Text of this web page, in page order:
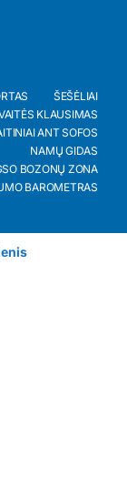
ŠEŠĖLIAI
KLAUSIMAS
ANT SOFOS
NAMŲ GIDAS
BOZONŲ ZONA
BAROMETRAS